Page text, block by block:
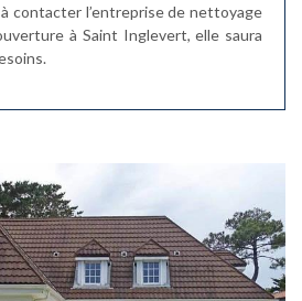
à contacter l’entreprise de nettoyage
à Saint Inglevert, elle saura